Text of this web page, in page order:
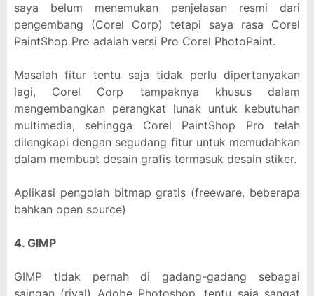
saya belum menemukan penjelasan resmi dari
pengembang (Corel Corp) tetapi saya rasa Corel
PaintShop Pro adalah versi Pro Corel PhotoPaint.
Masalah fitur tentu saja tidak perlu dipertanyakan
lagi, Corel Corp tampaknya khusus dalam
mengembangkan perangkat lunak untuk kebutuhan
multimedia, sehingga Corel PaintShop Pro telah
dilengkapi dengan segudang fitur untuk memudahkan
dalam membuat desain grafis termasuk desain stiker.
Aplikasi pengolah bitmap gratis (freeware, beberapa
bahkan open source)
4. GIMP
GIMP tidak pernah di gadang-gadang sebagai
saingan (rival) Adobe Photoshop, tentu saja sangat